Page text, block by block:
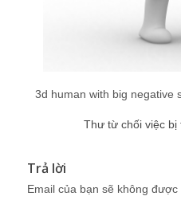
3d human with big negative
Thư từ chối việc bị
Trả lời
Email của bạn sẽ không được